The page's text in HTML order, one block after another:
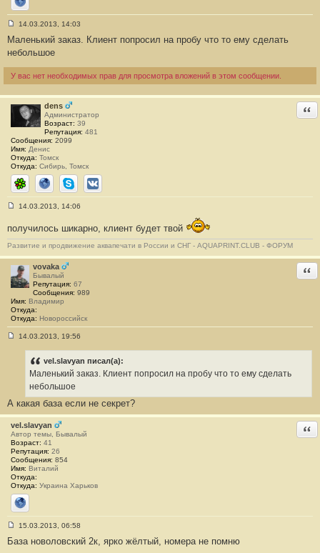
Сайт
о
б
е
е
#
14.03.2013, 14:03
Маленький заказ. Клиент попросил на пробу что то ему сделать
небольшое
У вас нет необходимых прав для просмотра вложений в этом сообщении.
dens
Администратор
Возраст: 39
Репутация: 481
Сообщения: 2099
Имя: Денис
Откуда: Томск
Откуда: Сибирь, Томск
ICQ СайтSkypeВКонтакте
о
б
щ
е
н
и
е
#
2
14.03.2013, 14:06
получилось шикарно, клиент будет твой
Развитие и продвижение аквапечати в России и СНГ - AQUAPRINT.CLUB - ФОРУМ
vovaka
Бывалый
Репутация: 67
Сообщения: 989
Имя: Владимир
Откуда:
Откуда: Новороссийск
и
#
3
14.03.2013, 19:56
vel.slavyan писал(а):
Маленький заказ. Клиент попросил на пробу что то ему сделать
небольшое
А какая база если не секрет?
vel.slavyan
Автор темы, Бывалый
Возраст: 41
Репутация: 26
Сообщения: 854
Имя: Виталий
Откуда:
Откуда: Украина Харьков
Сайт
о
15.03.2013, 06:58
База новоловский 2к, ярко жёлтый, номера не помню